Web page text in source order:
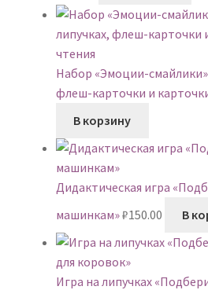
Набор «Эмоции-
флеш-карточки и
В корзину
Дидактическая игра
машинкам»₽150.00 В
Игра на липучках